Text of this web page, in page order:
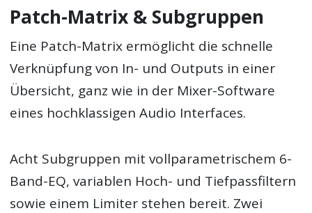
Patch-Matrix & Subgruppen
Eine Patch-Matrix ermöglicht die schnelle
Verknüpfung von In- und Outputs in einer
Übersicht, ganz wie in der Mixer-Software
eines hochklassigen Audio Interfaces.
Acht Subgruppen mit vollparametrischem 6-
Band-EQ, variablen Hoch- und Tiefpassfiltern
sowie einem Limiter stehen bereit. Zwei